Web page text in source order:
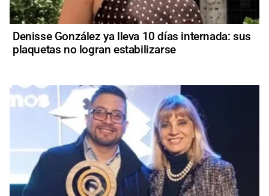
Denisse González ya lleva 10 días internada: sus
plaquetas no logran estabilizarse